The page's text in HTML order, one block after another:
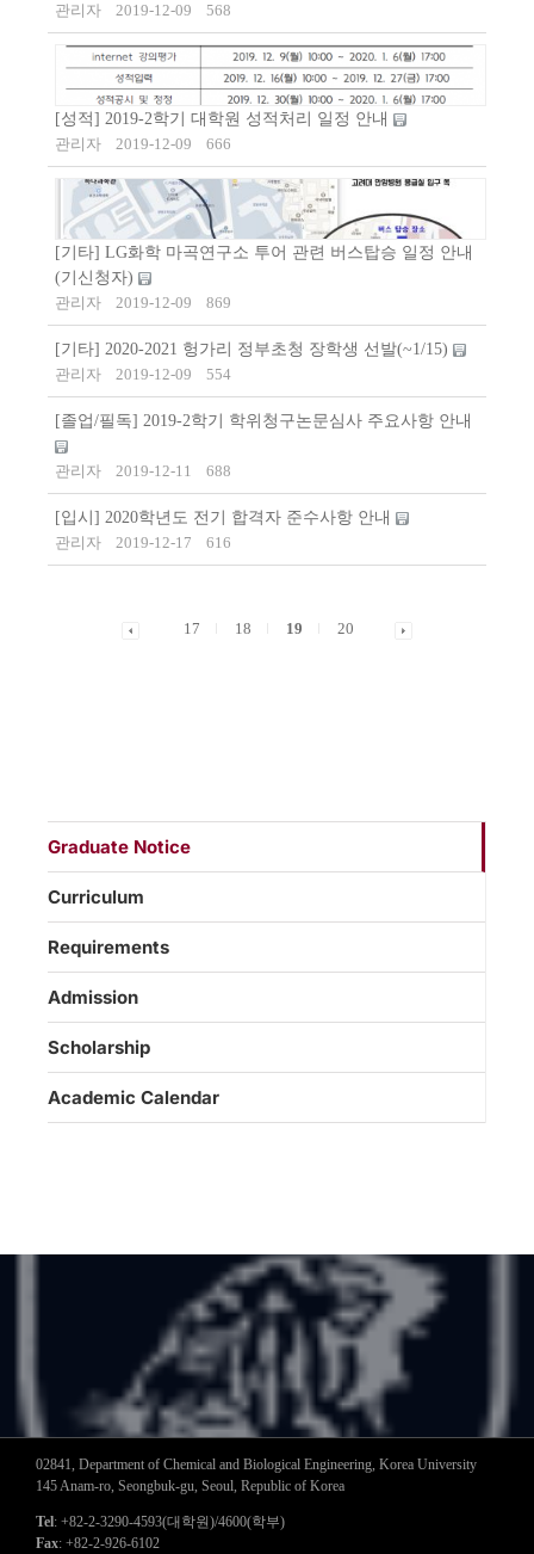
관리자
2019-12-09 568
[성적] 2019-2학기 대학원 성적처리 일정 안내
관리자
2019-12-09 666
[기타] LG화학 마곡연구소 투어 관련 버스탑승 일정 안내
(기신청자)
관리자
2019-12-09 869
[기타] 2020-2021 헝가리 정부초청 장학생 선발(~1/15)
관리자
2019-12-09 554
[졸업/필독] 2019-2학기 학위청구논문심사 주요사항 안내
관리자 2019-12-11 688
[입시] 2020학년도 전기 합격자 준수사항 안내
관리자
2019-12-17 616
17 18 19 20
Graduate Notice
Curriculum
Requirements
Admission
Scholarship
Academic Calendar
02841, Department of Chemical and Biological Engineering, Korea University
145 Anam-ro, Seongbuk-gu, Seoul, Republic of Korea
Tel: +82-2-3290-4593(대학원)/4600(학부)
Fax: +82-2-926-6102